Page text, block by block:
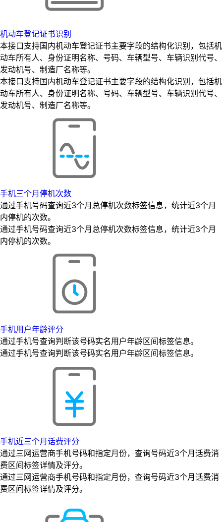
机动车登记证书识别
本接口支持国内机动车登记证书主要字段的结构化识别，包括机
动车所有人、身份证明名称、号码、车辆型号、车辆识别代号、
发动机号、制造厂名称等。
本接口支持国内机动车登记证书主要字段的结构化识别，包括机
动车所有人、身份证明名称、号码、车辆型号、车辆识别代号、
发动机号、制造厂名称等。
手机三个月停机次数
通过手机号码查询近3个月总停机次数标签信息，统计近3个月
内停机的次数。
通过手机号码查询近3个月总停机次数标签信息，统计近3个月
内停机的次数。
手机用户年龄评分
通过手机号查询判断该号码实名用户年龄区间标签信息。
通过手机号查询判断该号码实名用户年龄区间标签信息。
手机近三个月话费评分
通过三网运营商手机号码和指定月份，查询号码近3个月话费消
费区间标签详情及评分。
通过三网运营商手机号码和指定月份，查询号码近3个月话费消
费区间标签详情及评分。